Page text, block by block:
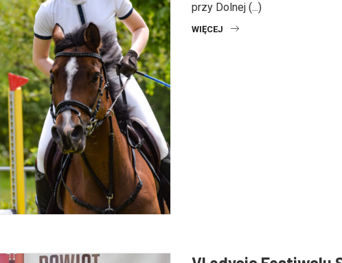
przy Dolnej (...)
WIĘCEJ